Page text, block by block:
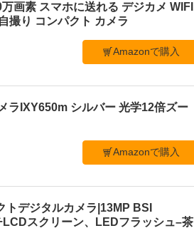
画素 スマホに送れる デジカメ WIFI
撮り コンパクト カメラ
Amazonで購入
ラIXY650m シルバー 光学12倍ズー
Amazonで購入
デジタルカメラ|13MP BSI
スクリーン、LEDフラッシュ–茶